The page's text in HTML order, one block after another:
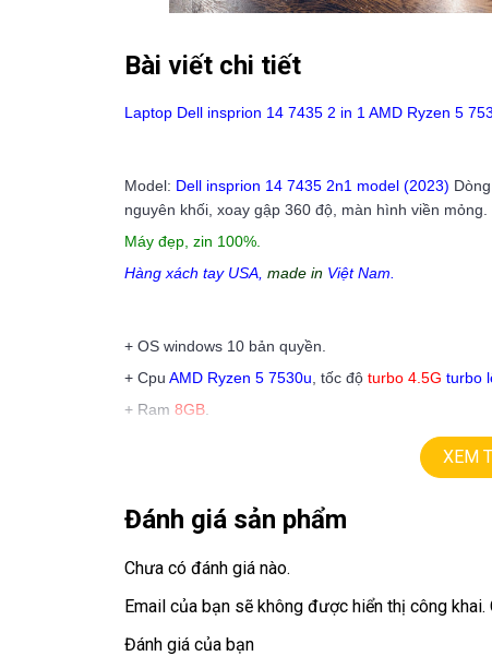
Bài viết chi tiết
Laptop Dell insprion 14 7435 2 in 1 AMD Ryzen 5
Model: Dell insprion 14 7435 2n1 model (2023)
nguyên khối, xoay gập 360 độ, màn hình viền mỏng.
Máy đẹp, zin 100%.
Hàng xách tay USA, made in Việt Nam.
+ OS windows 10 bản quyền.
+ Cpu AMD Ryzen 5 7530u , tốc độ turbo 4.5G turbo
+ Ram 8GB
ips (1920 X1200), touch
AMD Graphics
+ Usb 3.0, webcam, Finger, usb type C, hdmi
+ phím chiclet, có đèn phím
Giá:10.9tr
XEM
Đánh giá sản phẩm
Chưa có đánh giá nào.
Email của bạn sẽ không được hiển thị công khai.
Đánh giá của bạn